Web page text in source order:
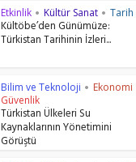
Etkinlik • Kültür Sanat • Tarih
Kültöbe’den Günümüze:
Türkistan Tarihinin İzleri...
Bilim ve Teknoloji • Ekonomi
Güvenlik
Türkistan Ülkeleri Su
Kaynaklarının Yönetimini
Görüştü